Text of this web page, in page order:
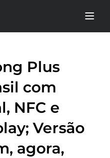
Plus
com
NFC e
Versão
agora,